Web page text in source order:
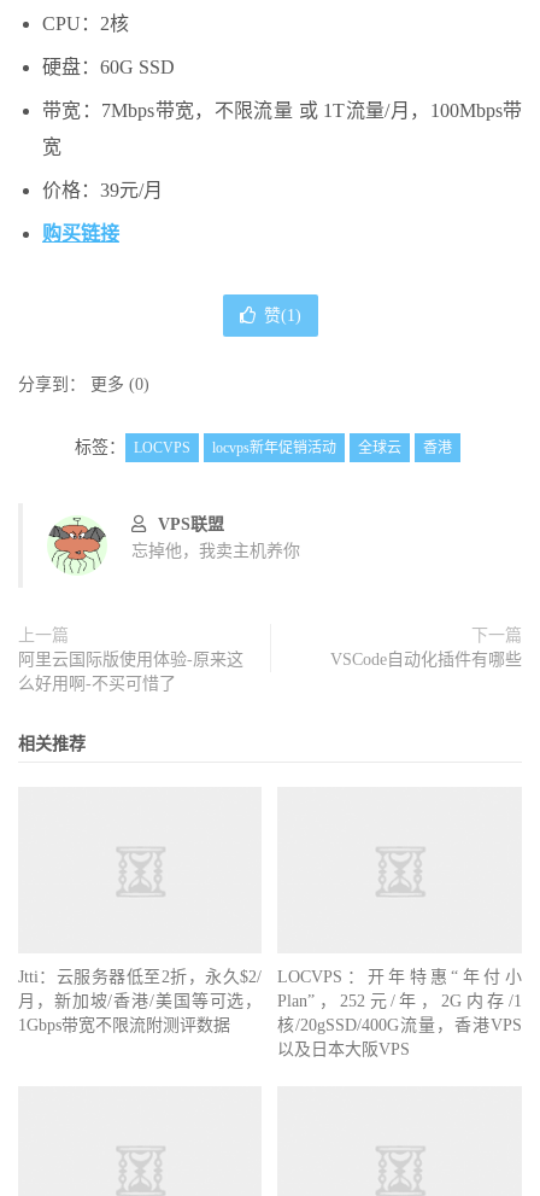
CPU：2核
硬盘：60G SSD
带宽：7Mbps带宽，不限流量 或 1T流量/月，100Mbps带
宽
价格：39元/月
购买链接
赞(1)
分享到： 更多 (0)
标签： LOCVPS locvps新年促销活动 全球云 香港
VPS联盟
忘掉他，我卖主机养你
上一篇
阿里云国际版使用体验-原来这
么好用啊-不买可惜了
下一篇
VSCode自动化插件有哪些
相关推荐
Jtti：云服务器低至2折，永久$2/
月，新加坡/香港/美国等可选，
1Gbps带宽不限流附测评数据
LOCVPS：开年特惠“年付小
Plan”，252元/年，2G内存/1
核/20gSSD/400G流量，香港VPS
以及日本大阪VPS